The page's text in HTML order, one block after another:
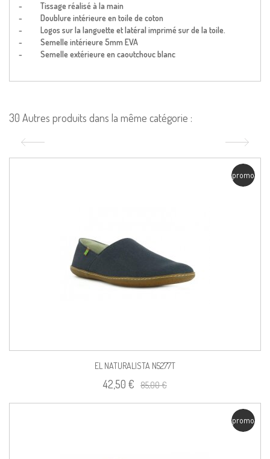
- Tissage réalisé à la main
- Doublure intérieure en toile de coton
- Logos sur la languette et latéral imprimé sur de la toile.
- Semelle intérieure 5mm EVA
- Semelle extérieure en caoutchouc blanc
30 Autres produits dans la même catégorie :
promo
EL NATURALISTA N5277T
42,50 € 85,00 €
promo